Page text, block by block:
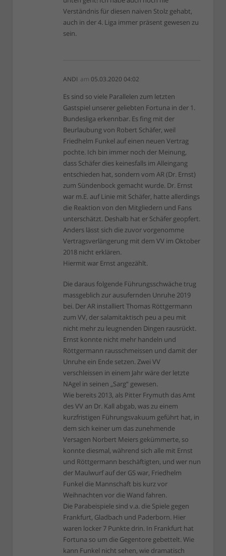
Verständnis für diesen naiven Stolz gehabt,
auch in der 4. Liga immer präsent gewesen zu
sein.
ANDI am 05.03.2020 04:02
Es sind so viele Parallelen zum letzten
Gastspiel unserer geliebten Fortuna in der 1.
Bundesliga erkennbar. Es fing mit der
Beurlaubung von Robert Schäfer, weil
Friedhelm Funkel auf einen neuen Vertrag
pochte. Ich bin immer noch der Meinung,
dass Schäfer dies keinesfalls im Alleingang
entschieden hat, sondern vom AR (Dr. Ernst)
zum Sündenbock gemacht wurde. Dr. Ernst
war m.E. auf Linie mit Schäfer, hatte allerdings
die Reaktion von den Mitgliedern und Fans
unterschätzt. Deshalb hat er Schäfer geopfert.
Anders lässt sich die zuvor vorgenomme
Vertragsverlängerung mit dem VV im Oktober
2018 nicht erklären.
Hiermit war Ernst angezählt.
Die daraus folgende Führungsschwäche trug
massgeblich zur ausufernden Unruhe 2019
bei. Der AR installiert Thomas Röttgermann
zum VV, der salamitaktisch peu a peu mit
nicht mehr zu leugnenden Dingen rausrückt.
Ernst konnte nicht mehr handeln und
Röttgermann rausschmeissen und damit der
Unruhe ein Ende setzen. Zwei VV
verschleissen in einem Jahr wäre der letzte
NAgel in seinen „Sarg“ gewesen.
Wie bereits 2013, als Pitter Frymuth das Amt
des VV an Dr. Kall abgab, was zu einem
kurzfristigen Führungsvakuum geführt hat, in
dem sich keiner um das zunehmende
Versagen Norbert Meiers gekümmerte, so
konnte diesmal, während sich alle mit Ernst
und Röttgermann beschäftigten, und wer nun
der Maulwurf auf der GS war, Friedhelm
Funkel die Mannschaft bis kurz vor
Weihnachten vor die Wand fahren.
Die Parabeispiele sind v.a. die Spiele gegen
Frankfurt, Gladbach und Paderborn. Hier
waren locker 7 Punkte drin. In Frankfurt hat
Fortuna so um die Gegentore gebettelt. Wie
kann Funkel nicht sehen, wie dramatisch